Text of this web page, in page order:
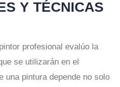
Y TÉCNICAS
profesional evalúo la
se utilizarán en el
una pintura depende no solo